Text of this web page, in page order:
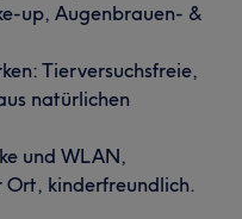
up, Augenbrauen- &
Tierversuchsfreie,
natürlichen
und WLAN,
Ort, kinderfreundlich.